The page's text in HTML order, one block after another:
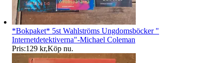
*Bokpaket* 5st Wahlströms Ungdomsböcker "
Internetdetektiverna"-Michael Coleman
Pris:129 kr,Köp nu.